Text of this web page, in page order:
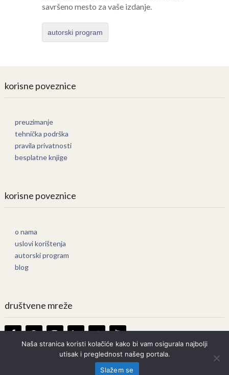
savršeno mesto za vaše izdanje.
autorski program
korisne poveznice
preuzimanje
tehnička podrška
pravila privatnosti
besplatne knjige
korisne poveznice
o nama
uslovi korištenja
autorski program
blog
društvene mreže
Knjige OnlineCopyright © 2026.
Naša stranica koristi kolačiće kako bi vam osigurala najbolji
utisak i preglednost našeg portala.
Slažem se